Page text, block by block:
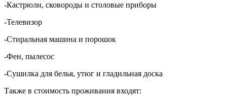
-Кастрюли, сковороды и столовые приборы
-Телевизор
-Стиральная машина и порошок
-Фен, пылесос
-Сушилка для белья, утюг и гладильная доска
Также в стоимость проживания входят: